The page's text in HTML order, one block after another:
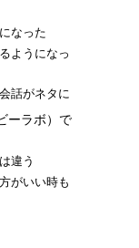
なった
ようになっ
話がネタに
ーラボ）で
違う
がいい時も